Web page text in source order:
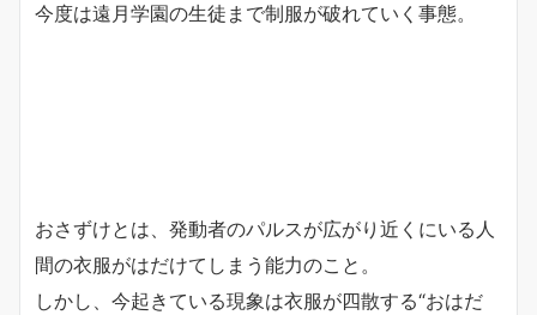
今度は遠月学園の生徒まで制服が破れていく事態。
おさずけとは、発動者のパルスが広がり近くにいる人
間の衣服がはだけてしまう能力のこと。
しかし、今起きている現象は衣服が四散する“おはだ